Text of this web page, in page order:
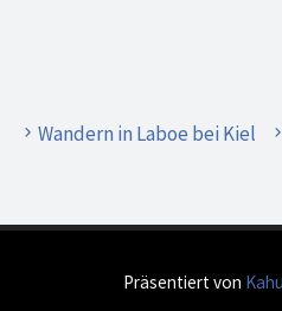
Wandern in Laboe bei Kiel
Präsentiert von